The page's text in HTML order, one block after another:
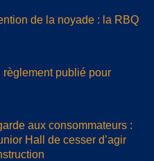
de la noyade : la RBQ
règlement publié pour
aux consommateurs :
Hall de cesser d’agir